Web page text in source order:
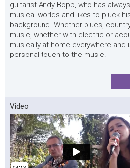
guitarist Andy Bopp, who has
musical worlds and likes to pluck
background. Whether blues,
music, whether with electric or
musically at home everywhere and
personal touch to the music.
Video